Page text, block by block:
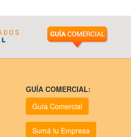
GUÍA COMERCIAL:
Guía Comercial
Sumá tu Empresa